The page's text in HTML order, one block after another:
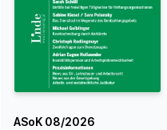
ASoK 08/2026